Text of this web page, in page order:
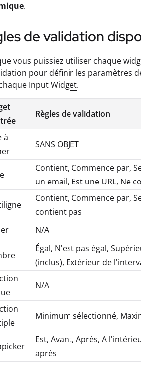
.
de validation
vous puissiez utiliser chaque
pour définir les paramètres
Input Widget.
Règles de validation
à
SANS OBJET
Contient, Commence par,
un email, Est une URL, Ne
Contient, Commence par,
contient pas
N/A
Égal, N'est pas égal,
(inclus), Extérieur de
N/A
Minimum sélectionné,
Est, Avant, Après, A
après